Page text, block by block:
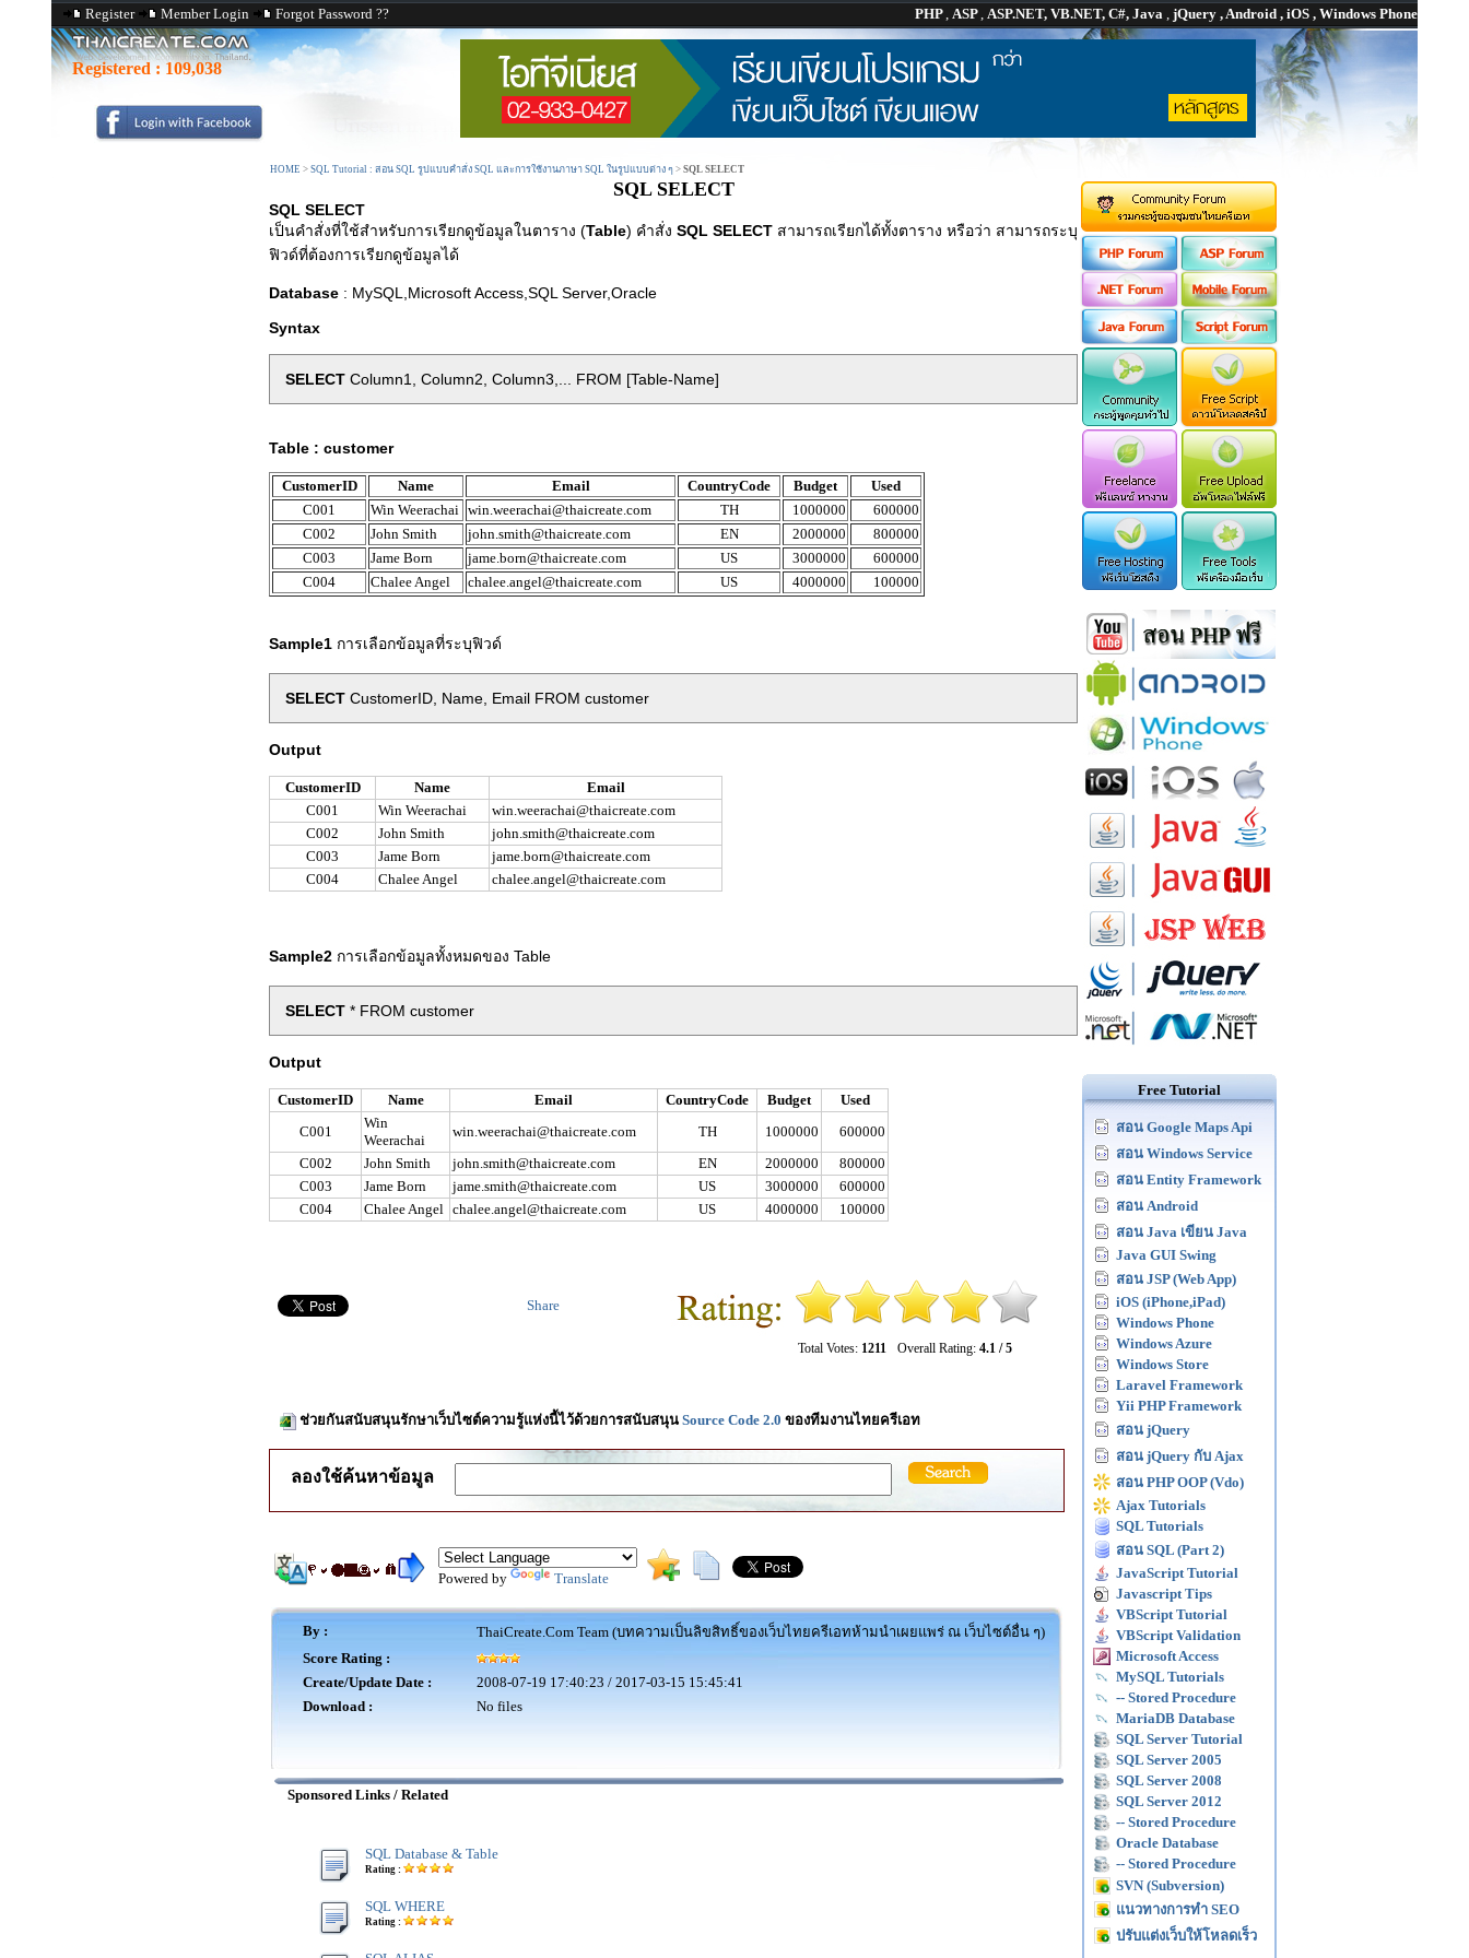
Register Member Login Forgot Password ?? PHP, ASP, ASP.NET, VB.NET, C#, Java , jQuery , Android , iOS , Windows Phone
Registered : 109,038
HOME > SQL Tutorial : สอน SQL รูปแบบคำสั่ง SQL และการใช้งานภาษา SQL ในรูปแบบต่าง ๆ > SQL SELECT
SQL SELECT
SQL SELECT
เป็นคำสั่งที่ใช้สำหรับการเรียกดูข้อมูลในตาราง (Table) คำสั่ง SQL SELECT สามารถเรียกได้ทั้งตาราง หรือว่า สามารถระบุ
ฟิวด์ที่ต้องการเรียกดูข้อมูลได้
Database : MySQL,Microsoft Access,SQL Server,Oracle
Syntax
SELECT Column1, Column2, Column3,... FROM [Table-Name]
Table : customer
CustomerID Name Email CountryCode Budget
Used
C001
Win Weerachai win.weerachai@thaicreate.com TH 1000000
600000
C002
John Smith john.smith@thaicreate.com EN 2000000
800000
C003
Jame Born jame.born@thaicreate.com US 3000000
600000
C004
Chalee Angel chalee.angel@thaicreate.com US 4000000 100000
Sample1 การเลือกข้อมูลที่ระบุฟิวด์
SELECT CustomerID, Name, Email FROM customer
Output
CustomerID Name
Email
C001
Win Weerachai
win.weerachai@thaicreate.com
C002
John Smith
john.smith@thaicreate.com
C003
Jame Born
jame.born@thaicreate.com
C004
Chalee Angel chalee.angel@thaicreate.com
Sample2 การเลือกข้อมูลทั้งหมดของ Table
SELECT * FROM customer
Output
CustomerID Name Email CountryCode Budget
Used
C001
Win
Weerachai
win.weerachai@thaicreate.com TH 1000000
600000
C002
John Smith john.smith@thaicreate.com EN 2000000
800000
C003
Jame Born jame.smith@thaicreate.com US 3000000
600000
C004
Chalee Angel chalee.angel@thaicreate.com US 4000000 100000
Total Votes: 1211 Overall Rating: 4.1 / 5
Share
ช่วยกันสนับสนุนรักษาเว็บไซต์ความรู้แห่งนี้ไว้ด้วยการสนับสนุน Source Code 2.0 ของทีมงานไทยครีเอท
ลองใช้ค้นหาข้อมูล
Powered by Translate
By :
ThaiCreate.Com Team (บทความเป็นลิขสิทธิ์ของเว็บไทยครีเอทห้ามนำเผยแพร่ ณ เว็บไซต์อื่น ๆ)
Score Rating :
Create/Update Date :
2008-07-19 17:40:23 / 2017-03-15 15:45:41
Download :
No files
Sponsored Links / Related
SQL Database & Table
Rating :
SQL WHERE
Rating :
Free Tutorial
สอน Google Maps Api
สอน Windows Service
สอน Entity Framework
สอน Android
สอน Java เขียน Java
Java GUI Swing
สอน JSP (Web App)
iOS (iPhone,iPad)
Windows Phone
Windows Azure
Windows Store
Laravel Framework
Yii PHP Framework
สอน jQuery
สอน jQuery กับ Ajax
สอน PHP OOP (Vdo)
Ajax Tutorials
SQL Tutorials
สอน SQL (Part 2)
JavaScript Tutorial
Javascript Tips
VBScript Tutorial
VBScript Validation
Microsoft Access
MySQL Tutorials
-- Stored Procedure
MariaDB Database
SQL Server Tutorial
SQL Server 2005
SQL Server 2008
SQL Server 2012
-- Stored Procedure
Oracle Database
-- Stored Procedure
SVN (Subversion)
แนวทางการทำ SEO
ปรับแต่งเว็บให้โหลดเร็ว